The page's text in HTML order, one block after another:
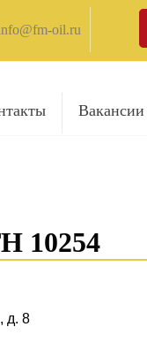
oil.ru
Вакансии
10254
д. 8